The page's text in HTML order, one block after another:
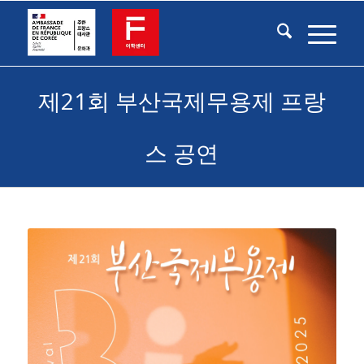
제21회 부산국제무용제 프랑
스 공연